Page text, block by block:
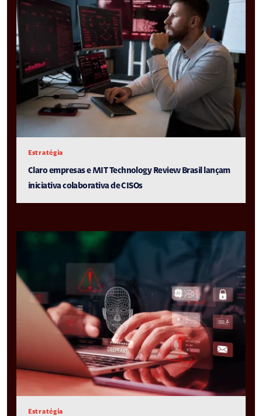
Estratégia
Claro empresas e MIT Technology Review Brasil lançam
iniciativa colaborativa de CISOs
Estratégia